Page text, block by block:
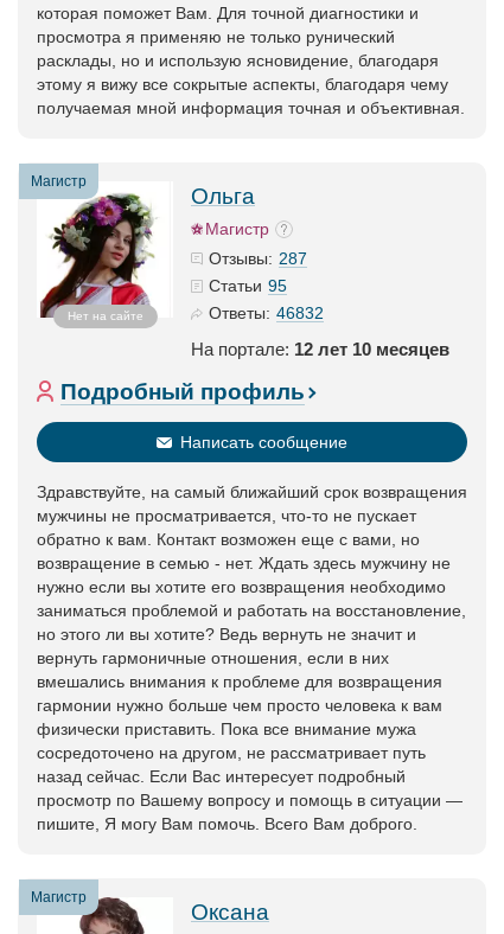
которая поможет Вам. Для точной диагностики и
просмотра я применяю не только рунический
расклады, но и использую ясновидение, благодаря
этому я вижу все сокрытые аспекты, благодаря чему
получаемая мной информация точная и объективная.
Магистр
Нет на сайте
Ольга
Магистр
Отзывы: 287
Статьи 95
Ответы: 46832
На портале: 12 лет 10 месяцев
Подробный профиль
Написать сообщение
Здравствуйте, на самый ближайший срок возвращения
мужчины не просматривается, что-то не пускает
обратно к вам. Контакт возможен еще с вами, но
возвращение в семью - нет. Ждать здесь мужчину не
нужно если вы хотите его возвращения необходимо
заниматься проблемой и работать на восстановление,
но этого ли вы хотите? Ведь вернуть не значит и
вернуть гармоничные отношения, если в них
вмешались внимания к проблеме для возвращения
гармонии нужно больше чем просто человека к вам
физически приставить. Пока все внимание мужа
сосредоточено на другом, не рассматривает путь
назад сейчас. Если Вас интересует подробный
просмотр по Вашему вопросу и помощь в ситуации —
пишите, Я могу Вам помочь. Всего Вам доброго.
Магистр
Оксана